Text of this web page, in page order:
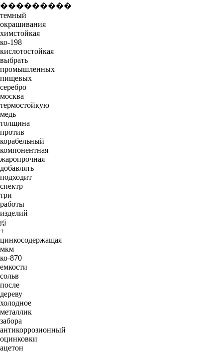
���������
темный
окрашивания
химстойкая
ко-198
кислотостойкая
выбрать
промышленных
пищевых
серебро
москва
термостойкую
медь
толщина
против
корабельный
компонентная
жаропрочная
добавлять
подходит
спектр
три
работы
изделий
gj
+
цинкосодержащая
мкм
ко-870
емкости
сольв
после
дереву
холодное
металлик
забора
антикоррозионный
оцинковки
ацетон